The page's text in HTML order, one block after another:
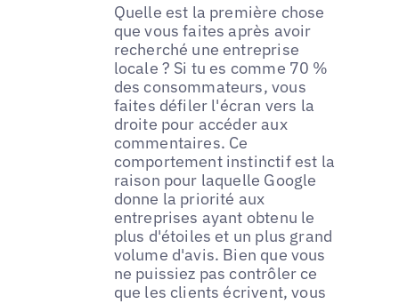
Quelle est la première chose
que vous faites après avoir
recherché une entreprise
locale ? Si tu es comme 70 %
des consommateurs, vous
faites défiler l'écran vers la
droite pour accéder aux
commentaires. Ce
comportement instinctif est la
raison pour laquelle Google
donne la priorité aux
entreprises ayant obtenu le
plus d'étoiles et un plus grand
volume d'avis. Bien que vous
ne puissiez pas contrôler ce
que les clients écrivent, vous